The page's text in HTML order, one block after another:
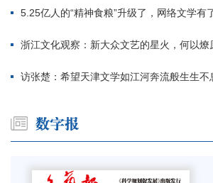
5.25亿人的“精神食粮”升级了，网络文学有
浙江文化观察：新大众文艺的星火，何以燎
访张楚：希望天津文学如江河奔流般生生不